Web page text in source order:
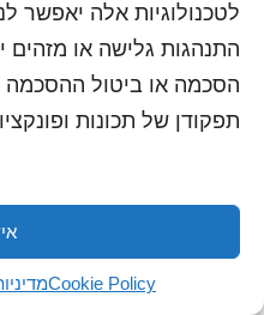
לטכנולוגיות אלה יאפשר
התנהגות גלישה או מזהים
הסכמה או ביטול ההסכמה
תפקודן של תכונות
Cookie Policy